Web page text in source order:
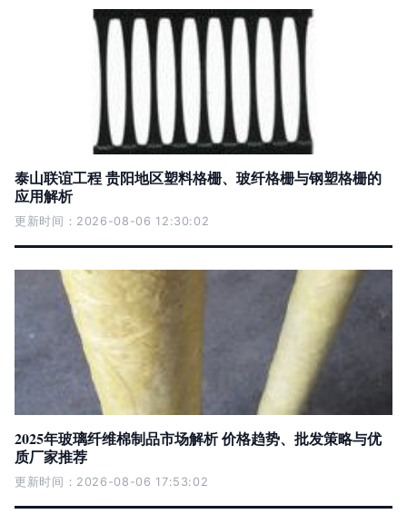
泰山联谊工程 贵阳地区塑料格栅、玻纤格栅与钢塑格栅的
应用解析
更新时间：2026-08-06 12:30:02
2025年玻璃纤维棉制品市场解析 价格趋势、批发策略与优
质厂家推荐
更新时间：2026-08-06 17:53:02